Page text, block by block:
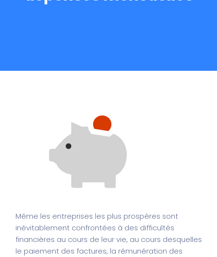
Même les entreprises les plus prospères sont
inévitablement confrontées à des difficultés
financières au cours de leur vie, au cours desquelles
le paiement des factures, la rémunération des